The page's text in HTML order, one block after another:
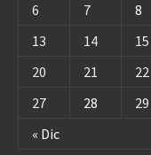
« Dic
6
7 8
13
14 15
20
21 22
27
28 29